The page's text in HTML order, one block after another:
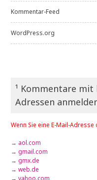
Kommentar-Feed
WordPress.org
¹ Kommentare
Adressen
Wenn Sie eine E-Mail-
→ aol.com
→ gmail.com
→ gmx.de
→ web.de
→ yahoo.com